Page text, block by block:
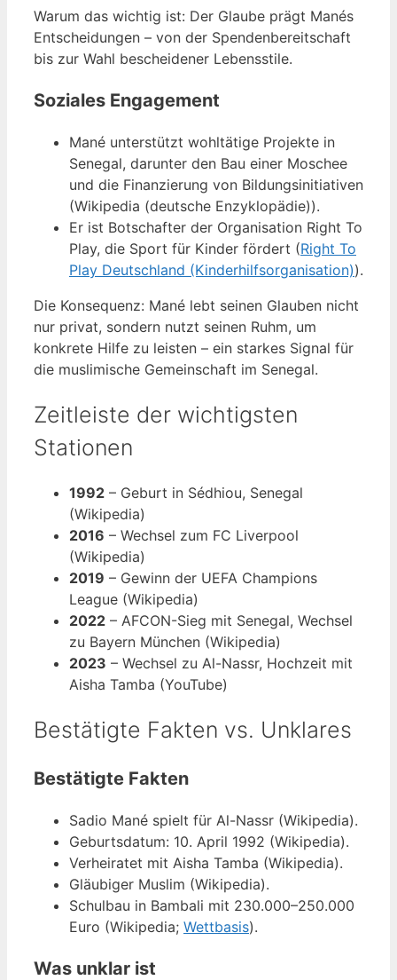
Warum das wichtig ist: Der Glaube prägt Manés
Entscheidungen – von der Spendenbereitschaft
bis zur Wahl bescheidener Lebensstile.
Soziales Engagement
Mané unterstützt wohltätige Projekte in
Senegal, darunter den Bau einer Moschee
und die Finanzierung von Bildungsinitiativen
(Wikipedia (deutsche Enzyklopädie)).
Er ist Botschafter der Organisation Right To
Play, die Sport für Kinder fördert (Right To
Play Deutschland (Kinderhilfsorganisation)).
Die Konsequenz: Mané lebt seinen Glauben nicht
nur privat, sondern nutzt seinen Ruhm, um
konkrete Hilfe zu leisten – ein starkes Signal für
die muslimische Gemeinschaft im Senegal.
Zeitleiste der wichtigsten
Stationen
1992 – Geburt in Sédhiou, Senegal
(Wikipedia)
2016 – Wechsel zum FC Liverpool
(Wikipedia)
2019 – Gewinn der UEFA Champions
League (Wikipedia)
2022 – AFCON-Sieg mit Senegal, Wechsel
zu Bayern München (Wikipedia)
2023 – Wechsel zu Al-Nassr, Hochzeit mit
Aisha Tamba (YouTube)
Bestätigte Fakten vs. Unklares
Bestätigte Fakten
Sadio Mané spielt für Al-Nassr (Wikipedia).
Geburtsdatum: 10. April 1992 (Wikipedia).
Verheiratet mit Aisha Tamba (Wikipedia).
Gläubiger Muslim (Wikipedia).
Schulbau in Bambali mit 230.000–250.000
Euro (Wikipedia; Wettbasis).
Was unklar ist